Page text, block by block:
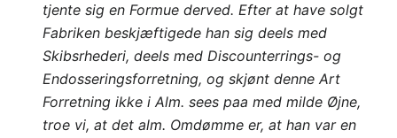
tjente sig en Formue derved. Efter at have solgt
Fabriken beskjæftigede han sig deels med
Skibsrhederi, deels med Discounterrings- og
Endosseringsforretning, og skjønt denne Art
Forretning ikke i Alm. sees paa med milde Øjne,
troe vi, at det alm. Omdømme er, at han var en